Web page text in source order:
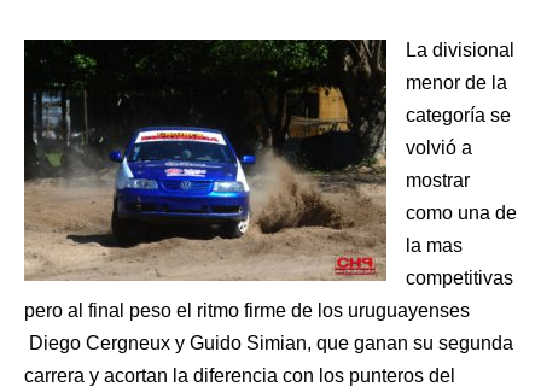
La divisional
menor de la
categoría se
volvió a
mostrar
como una de
la mas
competitivas
pero al final peso el ritmo firme de los uruguayenses
Diego Cergneux y Guido Simian, que ganan su segunda
carrera y acortan la diferencia con los punteros del